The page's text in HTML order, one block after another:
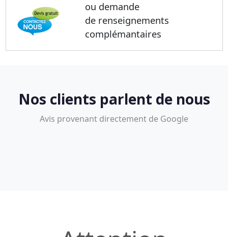
ou demande
de renseignements
complémantaires
Nos clients parlent de nous
Avis provenant directement de Google